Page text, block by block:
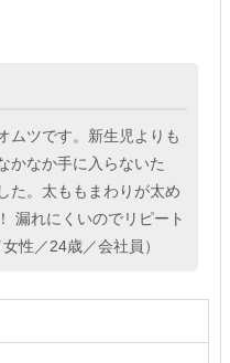
ムツです。新生児よりも
かなか手に入らないた
た。太ももまわりが太め
漏れにくいのでリピート
性／24歳／会社員）